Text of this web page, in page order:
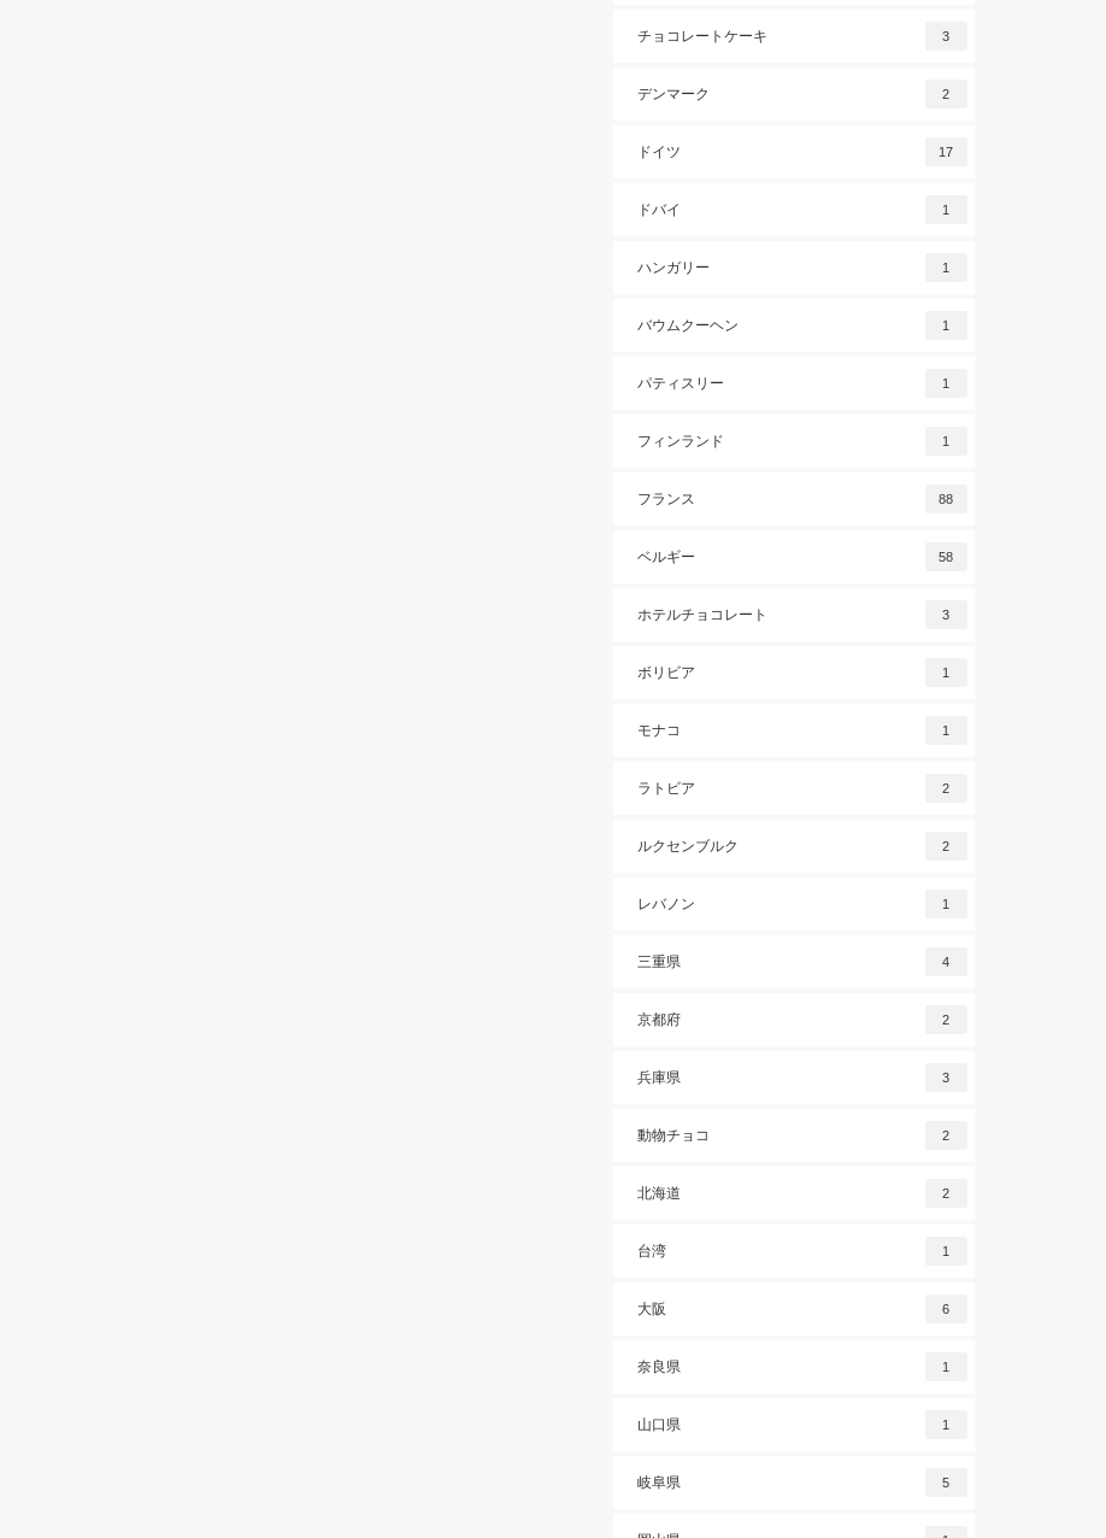
チョコレートケーキ 3
デンマーク 2
ドイツ 17
ドバイ 1
ハンガリー 1
バウムクーヘン 1
パティスリー 1
フィンランド 1
フランス 88
ベルギー 58
ホテルチョコレート 3
ボリビア 1
モナコ 1
ラトビア 2
ルクセンブルク 2
レバノン 1
三重県 4
京都府 2
兵庫県 3
動物チョコ 2
北海道 2
台湾 1
大阪 6
奈良県 1
山口県 1
岐阜県 5